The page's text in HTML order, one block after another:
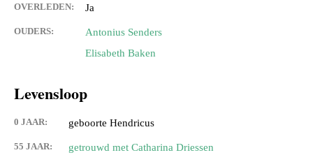
OVERLEDEN: Ja
OUDERS:
Antonius Senders
Elisabeth Baken
Levensloop
0 JAAR: geboorte Hendricus
55 JAAR: getrouwd met Catharina Driessen